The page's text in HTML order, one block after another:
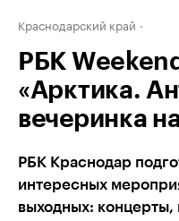
Краснодарский край
РБК
«Арктика.
вечеринка
РБК Краснодар
интересных
выходных: концерты,